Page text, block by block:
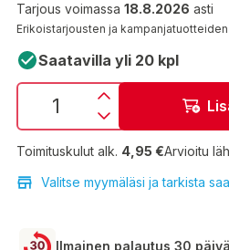
Tarjous voimassa 18.8.2026 asti
Erikoistarjousten ja
Saatavilla yli 20 kpl
Toimituskulut alk. 4,95 €Arvioitu
Valitse myymäläsi ja tarkista
Ilmainen palautus 30